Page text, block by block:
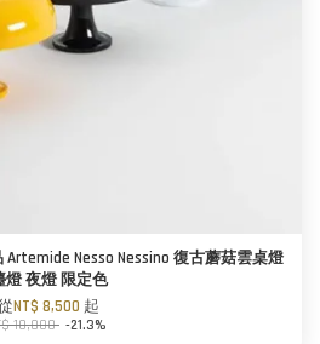
Artemide Nesso Nessino 復古蘑菇雲桌燈
燈 夜燈 限定色
NT$ 8,500 起
10,800 -21.3%